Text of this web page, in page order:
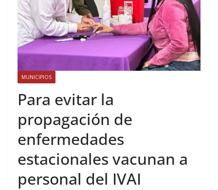
MUNICIPIOS
Para evitar la
propagación de
enfermedades
estacionales vacunan a
personal del IVAI